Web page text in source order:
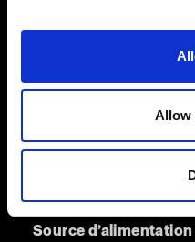
Allow
Peaufiné à la
Puissance du flash :
Amplitude de réglage
Mode Boost / Freeze :
Modes de flash :ECO
Source d’alimentation